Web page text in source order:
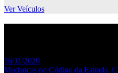
Ver Veículos
16/11/2020
Mudanças no Código da Estrada.